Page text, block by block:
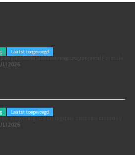
Laatst toegevoegd
voor je marketing: zó zet je de Formule 1 GP van Zandvoort in als marketingmoment
2026
Laatst toegevoegd
marketing in een digitale customer journey
2026